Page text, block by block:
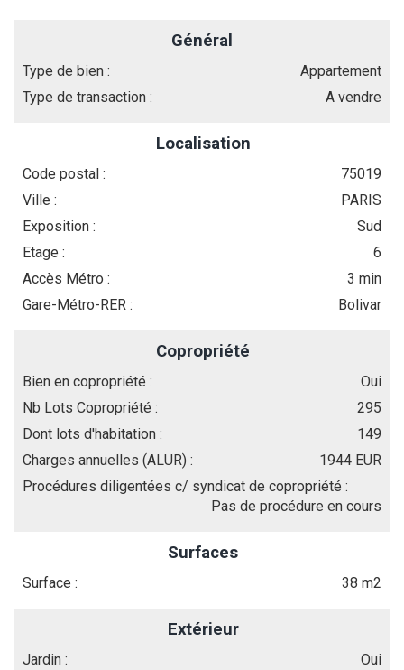
Général
Type de bien :
Appartement
Type de transaction :
A vendre
Localisation
Code postal :
75019
Ville :
PARIS
Exposition :
Sud
Etage :
6
Accès Métro :
3 min
Gare-Métro-RER :
Bolivar
Copropriété
Bien en copropriété :
Oui
Nb Lots Copropriété :
295
Dont lots d'habitation :
149
Charges annuelles (ALUR) :
1944 EUR
Procédures diligentées c/ syndicat de copropriété :
Pas de procédure en cours
Surfaces
Surface : 38 m2
Extérieur
Jardin : Oui